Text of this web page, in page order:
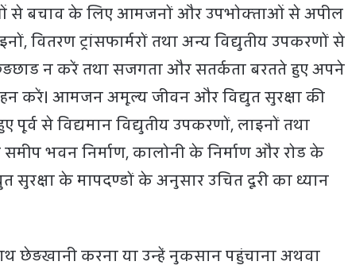
से बचाव के लिए आमजनों और उपभोक्‍ताओं से अपील
वितरण ट्रांसफार्मरों तथा अन्‍य विद्युतीय उपकरणों से
न करें तथा सजगता और सतर्कता बरतते हुए अपने
करें। आमजन अमूल्‍य जीवन और विद्युत सुरक्षा की
से विद्यमान विद्युतीय उपकरणों, लाइनों तथा
समीप भवन निर्माण, कालोनी के निर्माण और रोड के
सुरक्षा के मापदण्डों के अनुसार उचित दूरी का ध्यान
छेड़खानी करना या उन्‍हें नुकसान पहुंचाना अथवा